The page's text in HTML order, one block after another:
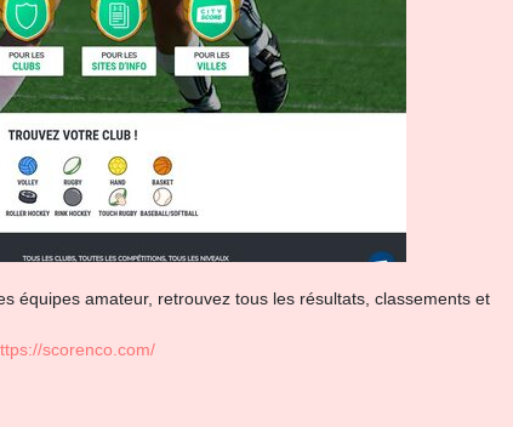
équipes amateur, retrouvez tous les résultats, classements et
scorenco.com/